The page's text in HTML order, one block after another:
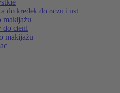
do kredek do oczu i ust
makijażu
do cieni
makijażu